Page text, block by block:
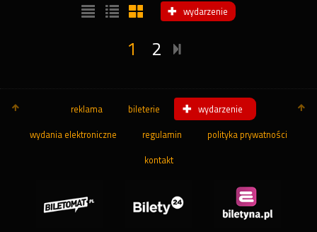
wydarzenie
1 2
reklama bileterie wydarzenie
wydania elektroniczne regulamin polityka prywatności
kontakt